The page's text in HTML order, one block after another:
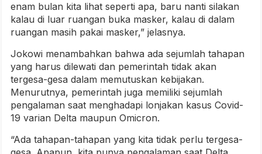
enam bulan kita lihat seperti apa, baru nanti silakan
kalau di luar ruangan buka masker, kalau di dalam
ruangan masih pakai masker,” jelasnya.
Jokowi menambahkan bahwa ada sejumlah tahapan
yang harus dilewati dan pemerintah tidak akan
tergesa-gesa dalam memutuskan kebijakan.
Menurutnya, pemerintah juga memiliki sejumlah
pengalaman saat menghadapi lonjakan kasus Covid-
19 varian Delta maupun Omicron.
“Ada tahapan-tahapan yang kita tidak perlu tergesa-